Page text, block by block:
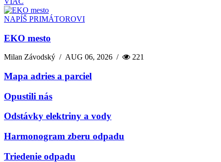
NAPÍŠ PRIMÁTOROVI
EKO mesto
Milan Závodský /AUG 06, 2026 / 221
Mapa adries a parciel
Opustili nás
Odstávky elektriny a vody
Harmonogram zberu odpadu
Triedenie odpadu